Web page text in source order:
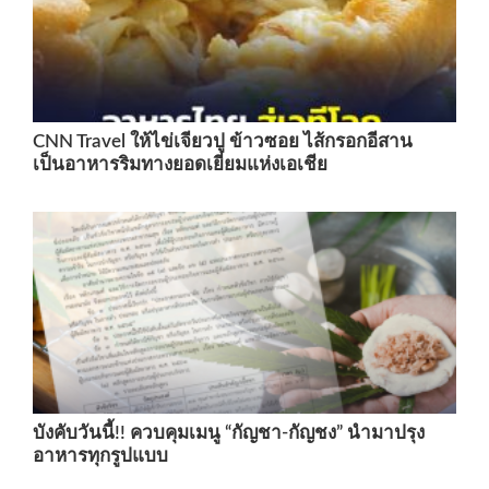
CNN Travel ให้ไข่เจียวปู ข้าวซอย ไส้กรอกอีสาน
เป็นอาหารริมทางยอดเยี่ยมแห่งเอเชีย
บังคับวันนี้!! ควบคุมเมนู “กัญชา-กัญชง” นำมาปรุง
อาหารทุกรูปแบบ